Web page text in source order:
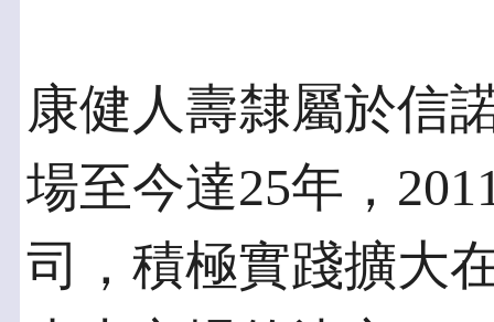
康健人壽隸屬於信
場至今達25年，
司，積極實踐擴大